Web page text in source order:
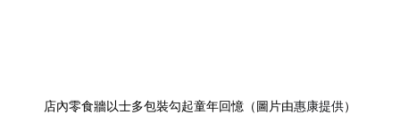
店內零食牆以士多包裝勾起童年回憶（圖片由惠康提供）